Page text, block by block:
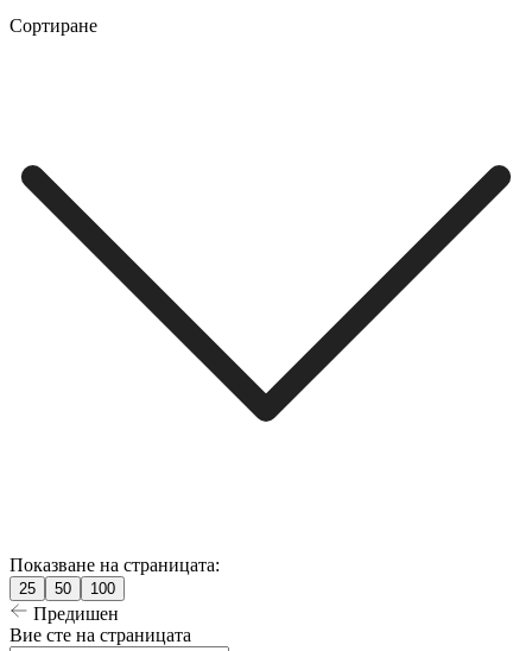
Сортиране
Показване на страницата:
25 50 100
Предишен
Вие сте на страницата